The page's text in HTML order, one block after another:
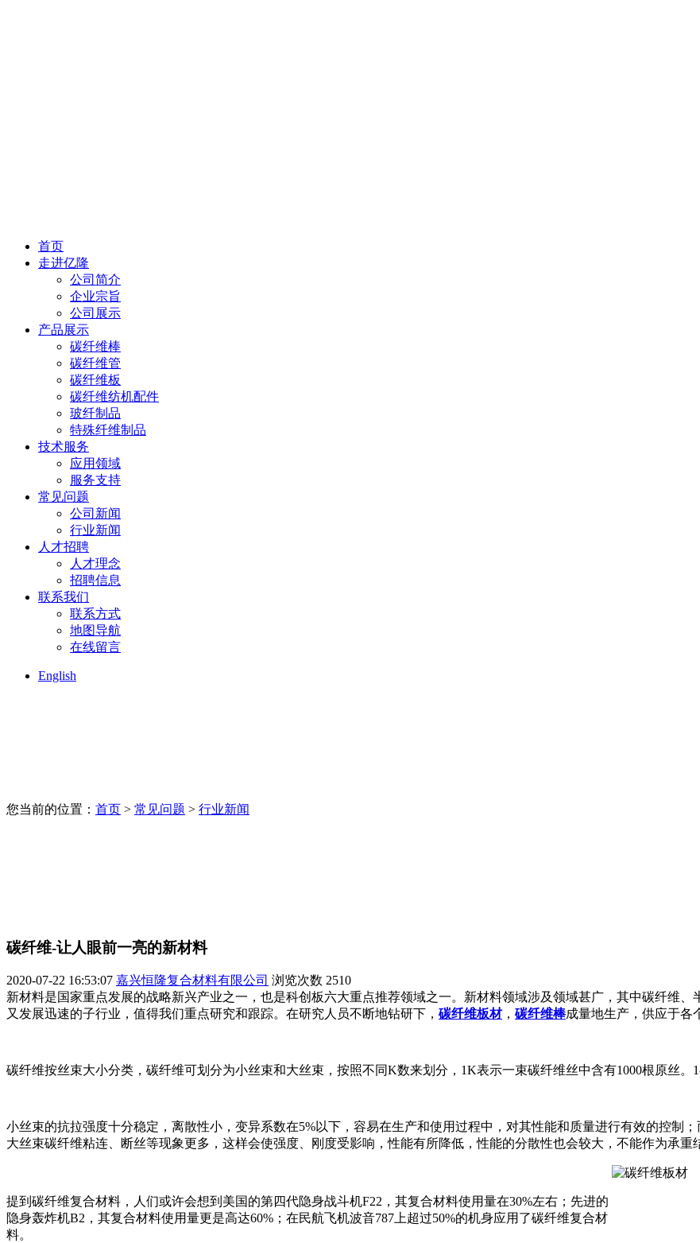
首页
走进亿隆
公司简介
企业宗旨
公司展示
产品展示
碳纤维棒
碳纤维管
碳纤维板
碳纤维纺机配件
玻纤制品
特殊纤维制品
技术服务
应用领域
服务支持
常见问题
公司新闻
行业新闻
人才招聘
人才理念
招聘信息
联系我们
联系方式
地图导航
在线留言
English
您当前的位置： 首页 > 常见问题 > 行业新闻
碳纤维-让人眼前一亮的新材料
2020-07-22 16:53:07 嘉兴恒隆复合材料有限公司 浏览次数 2510
新材料是国家重点发展的战略新兴产业之一，也是科创板六大重点推荐领域之一。新材料领域涉及领域甚广，其中碳纤维
又发展迅速的子行业，值得我们重点研究和跟踪。在研究人员不断地钻研下， 碳纤维板材， 碳纤维棒成量地生产，供应于各
碳纤维按丝束大小分类，碳纤维可划分为小丝束和大丝束，按照不同K数来划分，1K表示一束碳纤维丝中含有1000根原丝。
小丝束的抗拉强度十分稳定，离散性小，变异系数在5%以下，容易在生产和使用过程中，对其性能和质量进行有效的控制
大丝束碳纤维粘连、断丝等现象更多，这样会使强度、刚度受影响，性能有所降低，性能的分散性也会较大，不能作为承重
提到碳纤维复合材料，人们或许会想到美国的第四代隐身战斗机F22，其复合材料使用量在30%左右；先进的
隐身轰炸机B2，其复合材料使用量更是高达60%；在民航飞机波音787上超过50%的机身应用了碳纤维复合材
料。